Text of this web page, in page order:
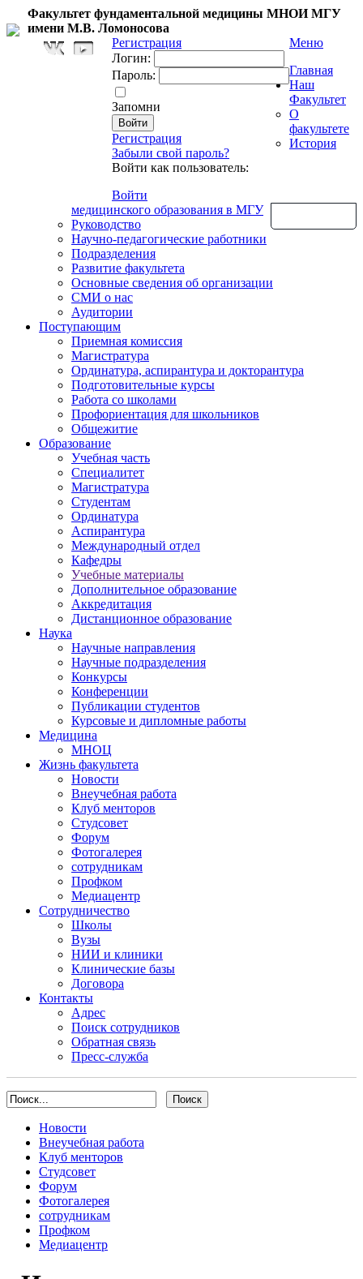
Факультет фундаментальной медицины МНОИ МГУ
имени М.В. Ломоносова
Регистрация
Логин:
Пароль:
Запомни
Регистрация
Забыли свой пароль?
Войти как пользователь:
Войти
Меню
Главная
Наш
Факультет
О
факультете
История
медицинского образования в МГУ
Руководство
Научно-педагогические работники
Подразделения
Развитие факультета
Основные сведения об организации
СМИ о нас
Аудитории
Поступающим
Приемная комиссия
Магистратура
Ординатура, аспирантура и докторантура
Подготовительные курсы
Работа со школами
Профориентация для школьников
Общежитие
Образование
Учебная часть
Специалитет
Магистратура
Студентам
Ординатура
Аспирантура
Международный отдел
Кафедры
Учебные материалы
Дополнительное образование
Аккредитация
Дистанционное образование
Наука
Научные направления
Научные подразделения
Конкурсы
Конференции
Публикации студентов
Курсовые и дипломные работы
Медицина
МНОЦ
Жизнь факультета
Новости
Внеучебная работа
Клуб менторов
Студсовет
Форум
Фотогалерея
сотрудникам
Профком
Медиацентр
Сотрудничество
Школы
Вузы
НИИ и клиники
Клинические базы
Договора
Контакты
Адрес
Поиск сотрудников
Обратная связь
Пресс-служба
Новости
Внеучебная работа
Клуб менторов
Студсовет
Форум
Фотогалерея
сотрудникам
Профком
Медиацентр